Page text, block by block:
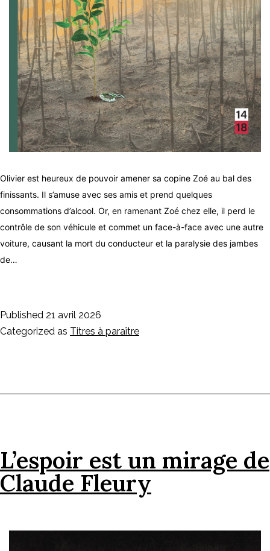
Olivier est heureux de pouvoir amener sa copine Zoé au bal des
finissants. Il s’amuse avec ses amis et prend quelques
consommations d’alcool. Or, en ramenant Zoé chez elle, il perd le
contrôle de son véhicule et commet un face-à-face avec une autre
voiture, causant la mort du conducteur et la paralysie des jambes
de…
Published 21 avril 2026
Categorized as Titres à paraître
L’espoir est un mirage de
Claude Fleury